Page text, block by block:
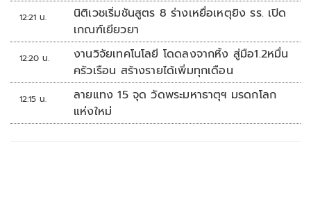
12:21 น.
นิติเวชเริ่มชันสูตร 8 ร่างเหยื่อเหตุยิง รร. เปิด
เกณฑ์เยียวยา
12:20 น.
งานวิจัยเทคโนโลยี โดดลงจากหิ้ง สู่มือ1.2หมื่น
ครัวเรือน สร้างรายได้เพิ่มทุกเดือน
12:15 น.
ลายแทง 15 จุด วัดพระมหาธาตุฯ มรดกโลก
แห่งใหม่